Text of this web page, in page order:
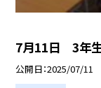
7月11日 3年
公開日 2025/07/11